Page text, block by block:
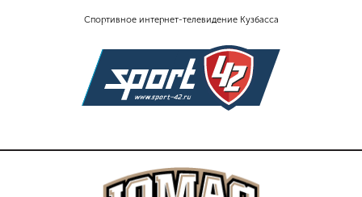
Спортивное интернет-телевидение Кузбасса